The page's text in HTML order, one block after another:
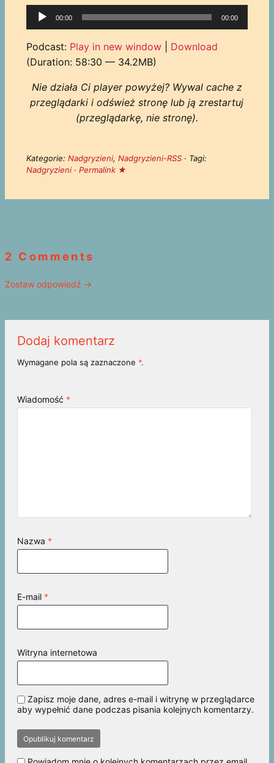
Odtwarzacz
plików
dźwiękowych
00:00 00:00
Podcast: Play in new window| Download
(Duration: 58:30 — 34.2MB)
Nie działa Ci player powyżej? Wywal cache z
przeglądarki i odśwież stronę lub ją zrestartuj
(przeglądarkę, nie stronę).
Kategorie: Nadgryzieni, Nadgryzieni-RSS· Tagi:
Nadgryzieni· Permalink ★
2 Comments
Zostaw odpowiedź →
Dodaj komentarz
Wymagane pola są zaznaczone *.
Wiadomość *
Nazwa *
E-mail *
Witryna internetowa
Zapisz moje dane, adres e-mail i witrynę w przeglądarce
aby wypełnić dane podczas pisania kolejnych komentarzy.